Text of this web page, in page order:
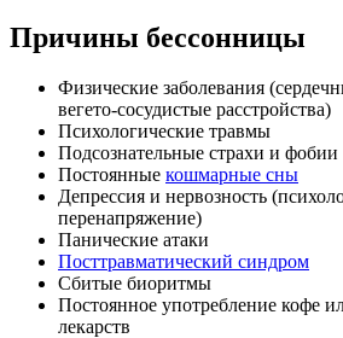
Причины бессонницы
Физические заболевания
вегето-сосудистые расстройства)
Психологические травмы
Подсознательные страхи и фобии
Постоянные кошмарные сны
Депрессия и нервозность
перенапряжение)
Панические атаки
Посттравматический синдром
Сбитые биоритмы
Постоянное употребление кофе
лекарств